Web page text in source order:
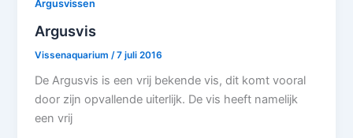
Argusvissen
Argusvis
Vissenaquarium /7 juli 2016
De Argusvis is een vrij bekende vis, dit komt vooral
door zijn opvallende uiterlijk. De vis heeft namelijk
een vrij